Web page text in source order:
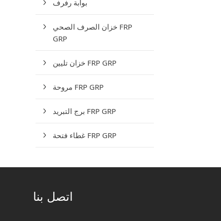
بوابة رفرف
خزان الصرف الصحي FRP
GRP
خزان تليين FRP GRP
مروحة FRP GRP
برج التبريد FRP GRP
غطاء فتحة FRP GRP
اتصل بنا